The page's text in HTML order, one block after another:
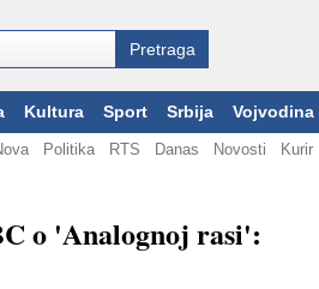
Kultura Sport Srbija Vojvodina
Politika RTS Danas Novosti Kurir
o 'Analognoj rasi':